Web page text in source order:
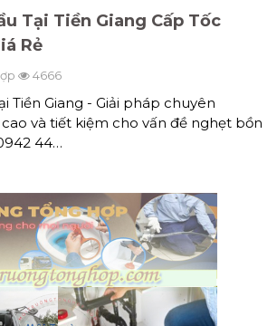
Tại Tiền Giang Cấp Tốc
Rẻ
4666
Tiền Giang - Giải pháp chuyên
và tiết kiệm cho vấn đề nghẹt bồn
44…